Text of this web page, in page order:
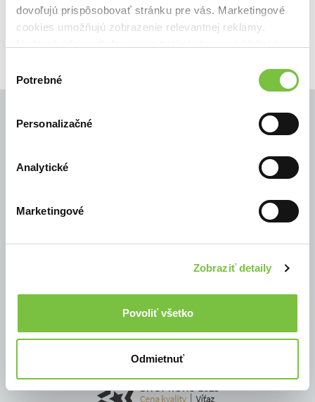
dovoľujú prispôsobovať stránku pre vás. Marketingové
cookies umožňujú zobrazenie relevantnej reklamy.
cookies.
súhlasu
Potrebné
Personalizačné
Analytické
Marketingové
Zobraziť detaily
Povoliť všetko
Odmietnuť